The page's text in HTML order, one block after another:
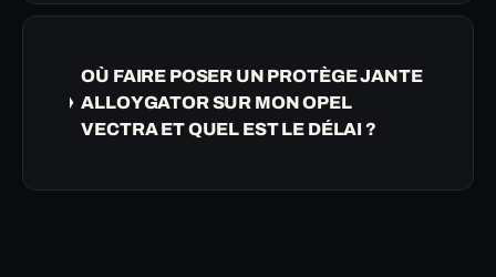
OÙ FAIRE POSER UN PROTÈGE JANTE
ALLOYGATOR SUR MON OPEL
VECTRA ET QUEL EST LE DÉLAI ?